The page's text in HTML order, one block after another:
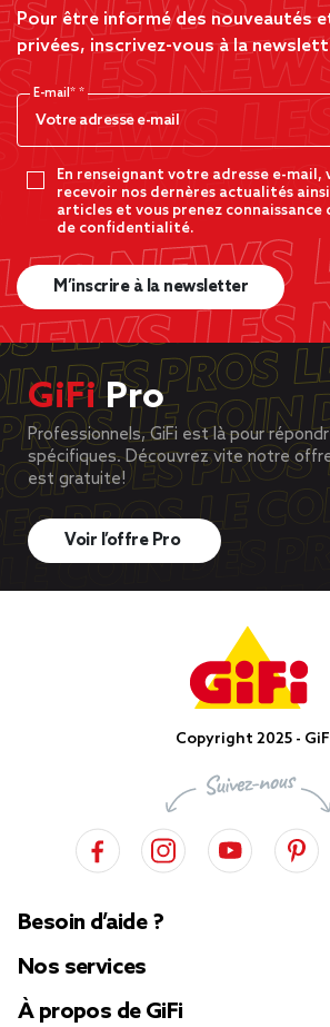
Pour être informé des nouveautés
privées, inscrivez-vous à la
E-mail*
En renseignant votre adresse e-mail,
recevoir nos dernères actualités
articles et vous prenez
de confidentialité.
M’inscrire à la newsletter
GiFiPro
Professionnels, GiFi est là pour
spécifiques. Découvrez vite notre
est gratuite!
Voir l’offre Pro
Copyright 2025 -
Besoin d’aide ?
Nos services
À propos de GiFi